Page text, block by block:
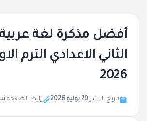
أفضل مذكرة لغة
2026
تاريخ النشر:20 يوليو 2026 رابط الصفحة: